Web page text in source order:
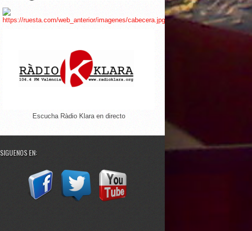
Escucha Ràdio Klara en directo
SIGUENOS EN: